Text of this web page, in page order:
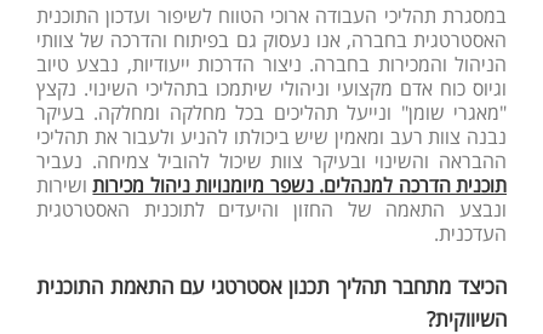
במסגרת תהליכי העבודה ארוכי הטווח לשיפור ועדכון התוכנית
האסטרטגית בחברה, אנו נעסוק גם בפיתוח והדרכה של צוותי
הניהול והמכירות בחברה. ניצור הדרכות ייעודיות, נבצע טיוב
וגיוס כוח אדם מקצועי וניהולי שיתמכו בתהליכי השינוי. נקצץ
"מאגרי שומן" ונייעל תהליכים בכל מחלקה ומחלקה. בעיקר
נבנה צוות רעב ומאמין שיש ביכולתו להניע ולעבור את תהליכי
ההבראה והשינוי ובעיקר צוות שיכול להוביל צמיחה. נעביר
תוכנית הדרכה למנהלים. נשפר מיומנויות ניהול מכירותושירות
ונבצע התאמה של החזון והיעדים לתוכנית האסטרטגית
העדכנית.
הכיצד מתחבר תהליך תכנון אסטרטגי עם התאמת התוכנית
השיווקית?